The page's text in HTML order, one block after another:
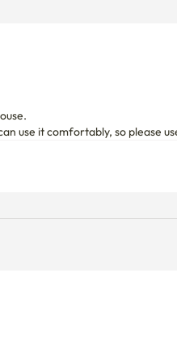
use it comfortably, so please